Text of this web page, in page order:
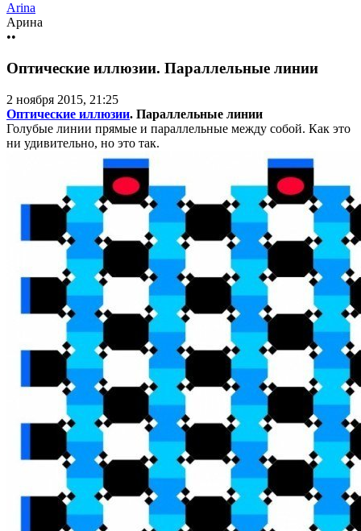
Arina
Арина
••
Оптические иллюзии. Параллельные линии
2 ноября 2015, 21:25
Оптические иллюзии. Параллельные линии
Голубые линии прямые и параллельные между собой. Как это
ни удивительно, но это так.